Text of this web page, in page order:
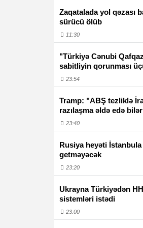
Zaqatalada yol qəzası
sürücü ölüb
11:30
"Türkiyə Cənubi
sabitliyin qorunması
23:54
Tramp: "ABŞ tezliklə
razılaşma əldə edə
23:40
Rusiya heyəti
getməyəcək
23:20
Ukrayna Türkiyədən
sistemləri istədi
23:00